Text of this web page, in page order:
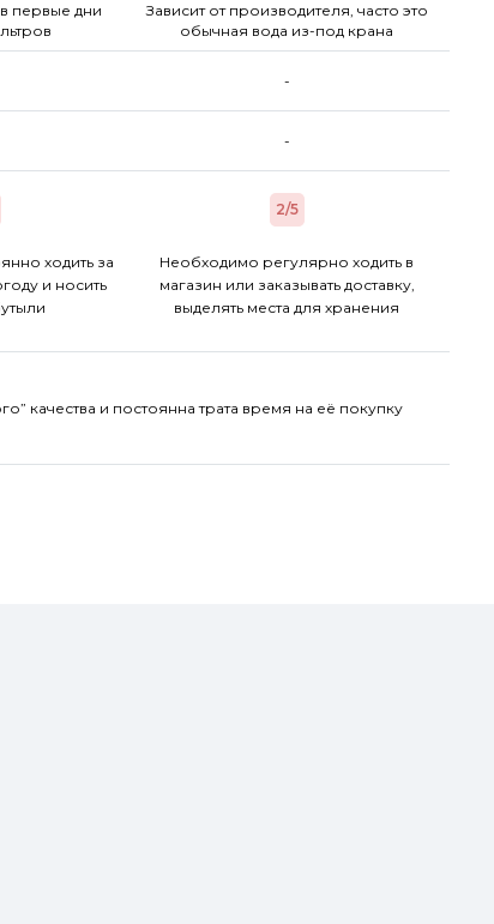
первые дни
Зависит от производителя, часто это
обычная вода из-под крана
-
-
ходить за
и носить
2/5
Необходимо регулярно ходить в
магазин или заказывать доставку,
выделять места для хранения
качества и постоянна трата время на её покупку